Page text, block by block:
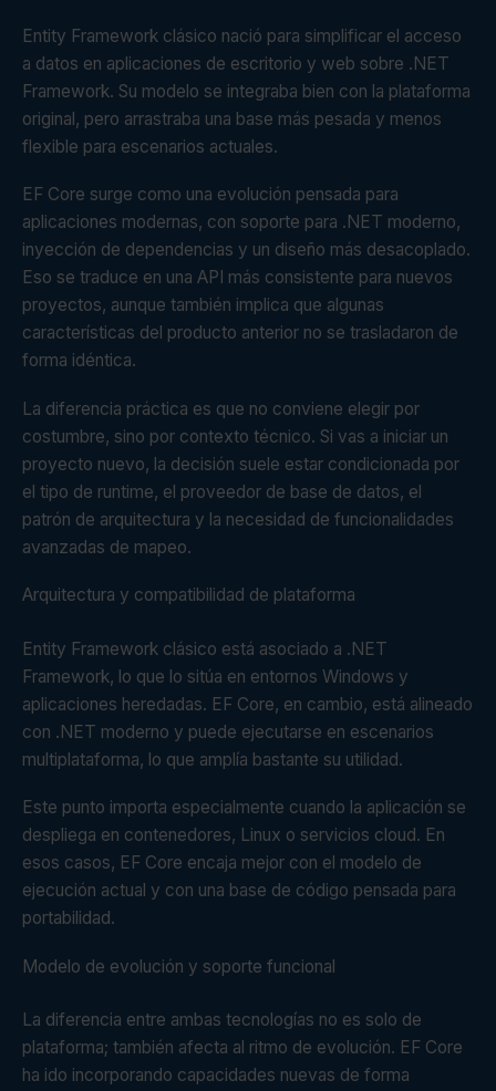
Entity Framework clásico nació para simplificar el acceso
a datos en aplicaciones de escritorio y web sobre .NET
Framework. Su modelo se integraba bien con la plataforma
original, pero arrastraba una base más pesada y menos
flexible para escenarios actuales.
EF Core surge como una evolución pensada para
aplicaciones modernas, con soporte para .NET moderno,
inyección de dependencias y un diseño más desacoplado.
Eso se traduce en una API más consistente para nuevos
proyectos, aunque también implica que algunas
características del producto anterior no se trasladaron de
forma idéntica.
La diferencia práctica es que no conviene elegir por
costumbre, sino por contexto técnico. Si vas a iniciar un
proyecto nuevo, la decisión suele estar condicionada por
el tipo de runtime, el proveedor de base de datos, el
patrón de arquitectura y la necesidad de funcionalidades
avanzadas de mapeo.
Arquitectura y compatibilidad de plataforma
Entity Framework clásico está asociado a .NET
Framework, lo que lo sitúa en entornos Windows y
aplicaciones heredadas. EF Core, en cambio, está alineado
con .NET moderno y puede ejecutarse en escenarios
multiplataforma, lo que amplía bastante su utilidad.
Este punto importa especialmente cuando la aplicación se
despliega en contenedores, Linux o servicios cloud. En
esos casos, EF Core encaja mejor con el modelo de
ejecución actual y con una base de código pensada para
portabilidad.
Modelo de evolución y soporte funcional
La diferencia entre ambas tecnologías no es solo de
plataforma; también afecta al ritmo de evolución. EF Core
ha ido incorporando capacidades nuevas de forma